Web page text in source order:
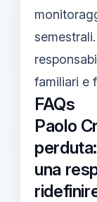
familiari e
FAQs
Paolo
una